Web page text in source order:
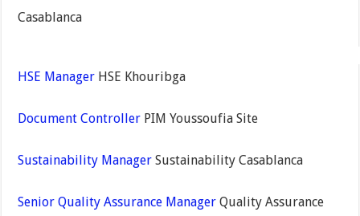
Casablanca
HSE ManagerHSE Khouribga
Document ControllerPIM Youssoufia Site
Sustainability ManagerSustainability Casablanca
Senior Quality Assurance ManagerQuality Assurance